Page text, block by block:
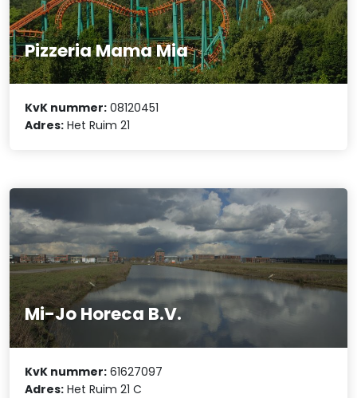
Pizzeria Mama Mia
KvK nummer: 08120451
Adres: Het Ruim 21
Mi-Jo Horeca B.V.
KvK nummer: 61627097
Adres: Het Ruim 21 C